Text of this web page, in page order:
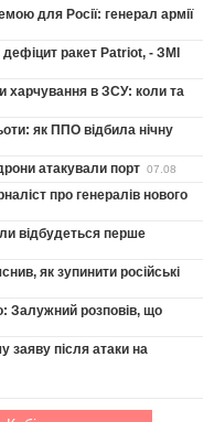
для Росії: генерал армії
ракет Patriot, - ЗМІ
харчування в ЗСУ: коли та
як ППО відбила нічну
атакували порт 07.08
про генералів нового
відбудеться перше
як зупинити російські
Залужний розповів, що
заяву після атаки на